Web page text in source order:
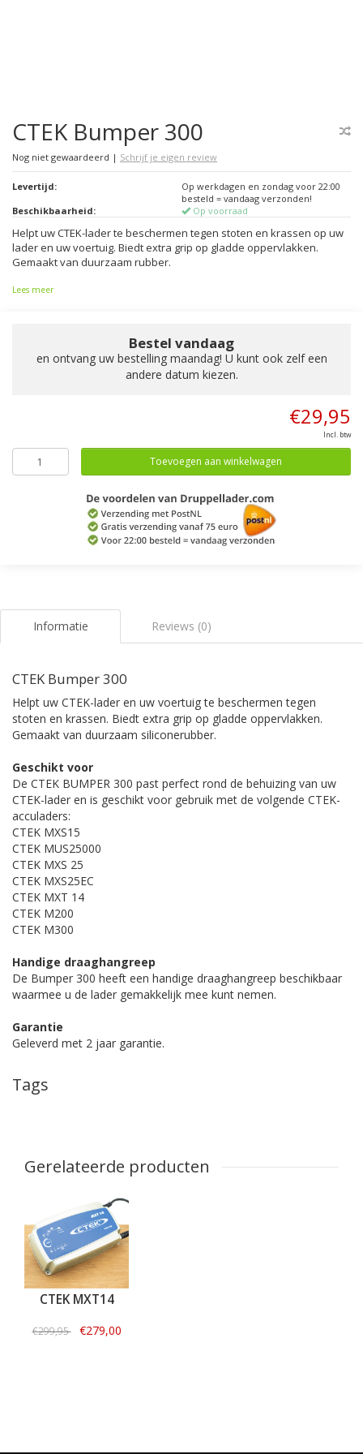
CTEK Bumper 300
Nog niet gewaardeerd | Schrijf je eigen review
Levertijd:
Op werkdagen en zondag voor 22:00
besteld = vandaag verzonden!
Beschikbaarheid:
Op voorraad
Helpt uw CTEK-lader te beschermen tegen stoten en krassen op uw
lader en uw voertuig. Biedt extra grip op gladde oppervlakken.
Gemaakt van duurzaam rubber.
Lees meer
Bestel vandaag
en ontvang uw bestelling maandag! U kunt ook zelf een
andere datum kiezen.
€29,95
Incl. btw
Toevoegen aan winkelwagen
Informatie Reviews (0)
CTEK Bumper 300
Helpt uw CTEK-lader en uw voertuig te beschermen tegen
stoten en krassen. Biedt extra grip op gladde oppervlakken.
Gemaakt van duurzaam siliconerubber.
Geschikt voor
De CTEK BUMPER 300 past perfect rond de behuizing van uw
CTEK-lader en is geschikt voor gebruik met de volgende CTEK-
acculaders:
CTEK MXS15
CTEK MUS25000
CTEK MXS 25
CTEK MXS25EC
CTEK MXT 14
CTEK M200
CTEK M300
Handige draaghangreep
De Bumper 300 heeft een handige draaghangreep beschikbaar
waarmee u de lader gemakkelijk mee kunt nemen.
Garantie
Geleverd met 2 jaar garantie.
Tags
Gerelateerde producten
CTEK MXT14
€299,95 €279,00